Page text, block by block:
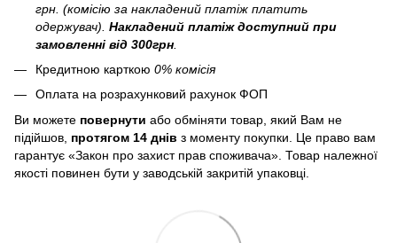
грн. (комісію за накладений платіж платить
одержувач). Накладений платіж доступний при
замовленні від 300грн
Кредитною карткою 0% комісія
Оплата на розрахунковий рахунок ФОП
Ви можете повернути або обміняти товар, який Вам не
підійшов, протягом 14 днів з моменту покупки. Це право вам
гарантує «Закон про захист прав споживача». Товар належної
якості повинен бути у заводській закритій упаковці.